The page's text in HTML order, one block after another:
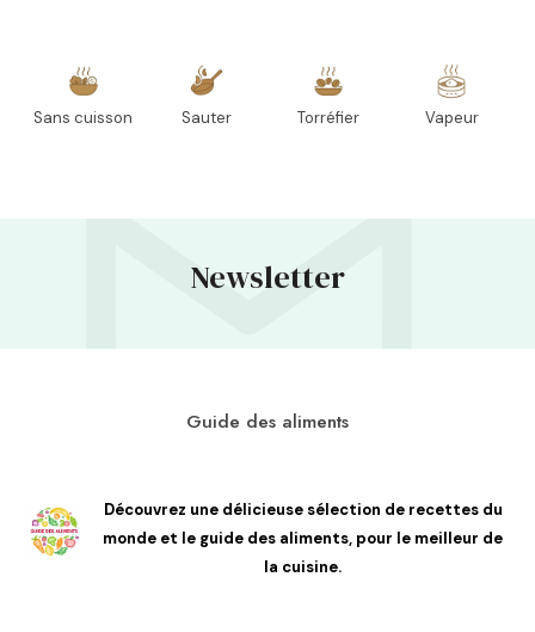
Sans cuisson Sauter Torréfier Vapeur
Newsletter
Guide des aliments
Découvrez une délicieuse sélection de recettes du
monde et le guide des aliments, pour le meilleur de
la cuisine.